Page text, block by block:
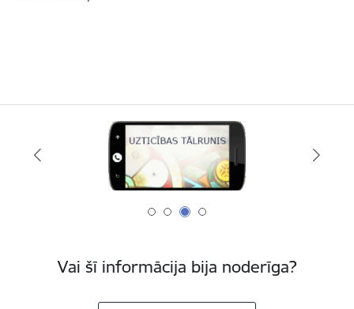
Vai šī informācija bija noderīga?